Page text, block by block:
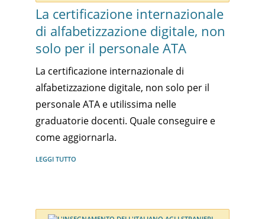
La certificazione internazionale
di alfabetizzazione digitale, non
solo per il personale ATA
La certificazione internazionale di
alfabetizzazione digitale, non solo per il
personale ATA e utilissima nelle
graduatorie docenti. Quale conseguire e
come aggiornarla.
LEGGI TUTTO